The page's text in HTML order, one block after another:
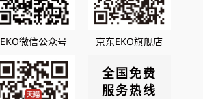
EKO微信公众号 京东EKO旗舰店
全国免费
服务热线